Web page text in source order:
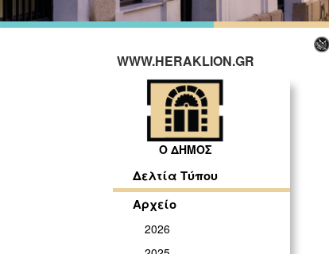
WWW.HERAKLION.GR
Ο ΔΗΜΟΣ
Δελτία Τύπου
Αρχείο
2026